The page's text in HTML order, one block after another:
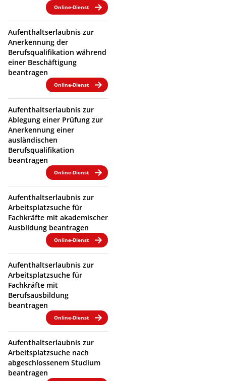
Online-Dienst
Aufenthaltserlaubnis zur
Anerkennung der
Berufsqualifikation während
einer Beschäftigung
beantragen
Online-Dienst
Aufenthaltserlaubnis zur
Ablegung einer Prüfung zur
Anerkennung einer
ausländischen
Berufsqualifikation
beantragen
Online-Dienst
Aufenthaltserlaubnis zur
Arbeitsplatzsuche für
Fachkräfte mit akademischer
Ausbildung beantragen
Online-Dienst
Aufenthaltserlaubnis zur
Arbeitsplatzsuche für
Fachkräfte mit
Berufsausbildung
beantragen
Online-Dienst
Aufenthaltserlaubnis zur
Arbeitsplatzsuche nach
abgeschlossenem Studium
beantragen